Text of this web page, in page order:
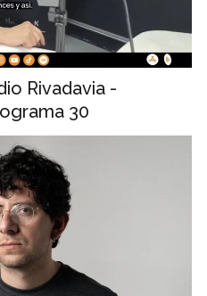
Rivadavia -
30